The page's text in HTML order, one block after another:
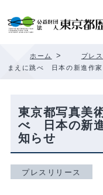
ホーム > プレ
まえに跳べ 日本の新進作
東京都写真美
べ 日本の新
知らせ
プレスリリース